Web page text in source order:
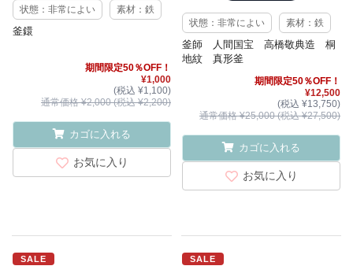
状態：非常によい 素材：鉄
釜鐶
期間限定50％OFF！
¥1,000
(税込 ¥1,100)
通常価格 ¥2,000 (税込 ¥2,200)
カゴに入れる
お気に入り
状態：非常によい 素材：鉄
釜師 人間国宝 高橋敬典造 桐
地紋 真形釜
期間限定50％OFF！
¥12,500
(税込 ¥13,750)
通常価格 ¥25,000 (税込 ¥27,500)
カゴに入れる
お気に入り
SALE SALE